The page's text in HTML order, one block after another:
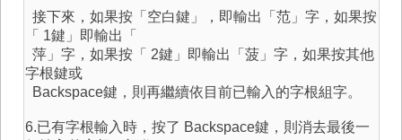
接下來，如果按「空白鍵」，即輸出「范」字，如果按
「 1鍵」即輸出「
萍」字，如果按「 2鍵」即輸出「菠」字，如果按其他
字根鍵或
Backspace鍵，則再繼續依目前已輸入的字根組字。
6.已有字根輸入時，按了 Backspace鍵，則消去最後一